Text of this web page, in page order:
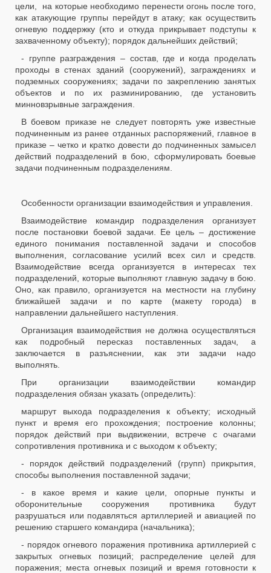
цели, на которые необходимо перенести огонь после того,
как атакующие группы перейдут в атаку; как осуществить
огневую поддержку (кто и откуда прикрывает подступы к
захваченному объекту); порядок дальнейших действий;
- группе разграждения – состав, где и когда проделать
проходы в стенах зданий (сооружений), заграждениях и
подземных сооружениях; задачи по закреплению занятых
объектов и по их разминированию, где установить
минновзрывные заграждения.
В боевом приказе не следует повторять уже известные
подчиненным из ранее отданных распоряжений, главное в
приказе – четко и кратко довести до подчиненных замысел
действий подразделений в бою, сформулировать боевые
задачи подчиненным подразделениям.
Особенности организации взаимодействия и управления.
Взаимодействие командир подразделения организует
после постановки боевой задачи. Ее цель – достижение
единого понимания поставленной задачи и способов
выполнения, согласование усилий всех сил и средств.
Взаимодействие всегда организуется в интересах тех
подразделений, которые выполняют главную задачу в бою.
Оно, как правило, организуется на местности на глубину
ближайшей задачи и по карте (макету города) в
направлении дальнейшего наступления.
Организация взаимодействия не должна осуществляться
как подробный пересказ поставленных задач, а
заключается в разъяснении, как эти задачи надо
выполнять.
При организации взаимодействии командир
подразделения обязан указать (определить):
маршрут выхода подразделения к объекту; исходный
пункт и время его прохождения; построение колонны;
порядок действий при выдвижении, встрече с очагами
сопротивления противника и с выходом к объекту;
- порядок действий подразделений (групп) прикрытия,
способы выполнения поставленной задачи;
- в какое время и какие цели, опорные пункты и
оборонительные сооружения противника будут
разрушаться или подавляться артиллерией и авиацией по
решению старшего командира (начальника);
- порядок огневого поражения противника артиллерией с
закрытых огневых позиций; распределение целей для
поражения; места огневых позиций и время готовности к